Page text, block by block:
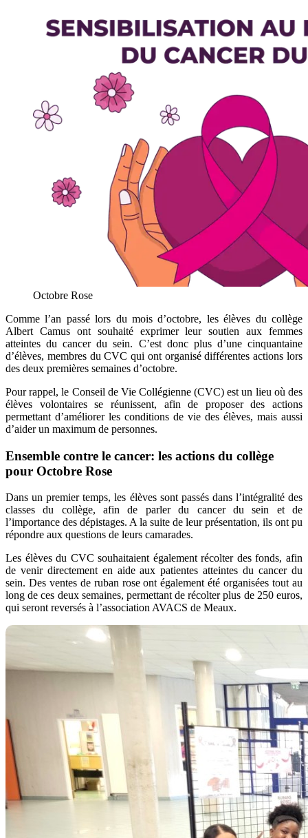
Octobre Rose
Comme l’an passé lors du mois d’octobre, les élèves du collège
Albert Camus ont souhaité exprimer leur soutien aux femmes
atteintes du cancer du sein. C’est donc plus d’une cinquantaine
d’élèves, membres du CVC qui ont organisé différentes actions lors
des deux premières semaines d’octobre.
Pour rappel, le Conseil de Vie Collégienne (CVC) est un lieu où des
élèves volontaires se réunissent, afin de proposer des actions
permettant d’améliorer les conditions de vie des élèves, mais aussi
d’aider un maximum de personnes.
Ensemble contre le cancer: les actions du collège
pour Octobre Rose
Dans un premier temps, les élèves sont passés dans l’intégralité des
classes du collège, afin de parler du cancer du sein et de
l’importance des dépistages. A la suite de leur présentation, ils ont pu
répondre aux questions de leurs camarades.
Les élèves du CVC souhaitaient également récolter des fonds, afin
de venir directement en aide aux patientes atteintes du cancer du
sein. Des ventes de ruban rose ont également été organisées tout au
long de ces deux semaines, permettant de récolter plus de 250 euros,
qui seront reversés à l’association AVACS de Meaux.